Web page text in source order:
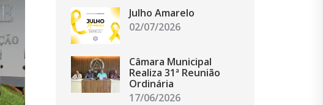
Julho Amarelo
02/07/2026
Câmara Municipal
Realiza 31ª Reunião
Ordinária
17/06/2026